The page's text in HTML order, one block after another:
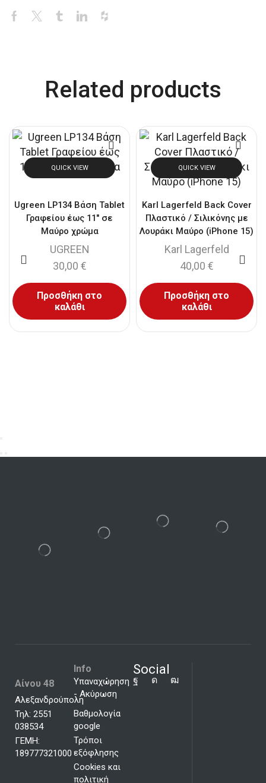
Related products
QUICK VIEW
Ugreen LP134 Βάση Tablet
Γραφείου έως 11″ σε
Μαύρο χρώμα
UGREEN
30,00 €
Προσθήκη στο
καλάθι
QUICK VIEW
Karl Lagerfeld Back Cover
Πλαστικό / Σιλικόνης με
Λουράκι Μαύρο (iPhone 15)
Karl Lagerfeld
40,00 €
Προσθήκη στο
καλάθι
Αίνου 48
Αλεξανδρούπολη
Τηλ: 2551
038534
ΓΕΜΗ:
189777321000
Info
Υπαναχώρηση
- Ακύρωση
Βαθμολογία
google
Τρόποι
εξόφλησης
Cookies και
πολιτική
Social